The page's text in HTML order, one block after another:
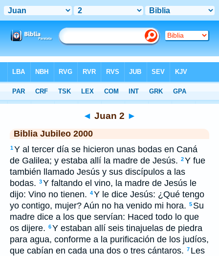
>JUB> Juan 2
◄ Juan 2 ►
Biblia Jubileo 2000
1Y al tercer día se hicieron unas bodas en Caná
de Galilea; y estaba allí la madre de Jesús. 2Y fue
también llamado Jesús y sus discípulos a las
bodas. 3Y faltando el vino, la madre de Jesús le
dijo: Vino no tienen. 4Y le dice Jesús: ¿Qué tengo
yo contigo, mujer? Aún no ha venido mi hora. 5 Su
madre dice a los que servían: Haced todo lo que
os dijere. 6Y estaban allí seis tinajuelas de piedra
para agua, conforme a la purificación de los judíos,
que cabían en cada una dos o tres cántaros. 7 Les